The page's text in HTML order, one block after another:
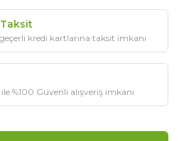
kredi kartlarına taksit imkanı
%100 Güvenli alışveriş imkanı